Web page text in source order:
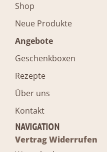
Shop
Neue Produkte
Angebote
Geschenkboxen
Rezepte
Über uns
Kontakt
NAVIGATION
Vertrag Widerrufen